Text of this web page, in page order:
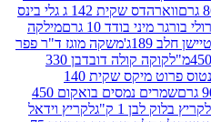
ווארהדס שקית 142 ג גלי בינס
10 גרם
מילקה
משקה מוגז ד"ר פפר
קוקה קולה דובדבן 330
מנטוס פרוט מיקס שקית 140
שמרים נמסים בואקום 450
ק"ג
לקריץ וידאל